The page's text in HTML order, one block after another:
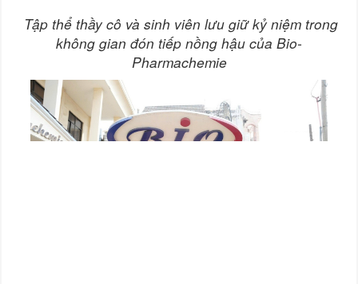
Tập thể thầy cô và sinh viên lưu giữ kỷ niệm trong
không gian đón tiếp nồng hậu của Bio-
Pharmachemie